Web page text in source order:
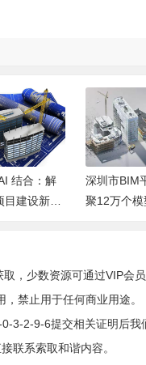
结合：解
目建设新密
深圳市BIM
聚12万个模
，少数资源可通过VIP会员
禁止用于任何商业用途。
3-2-9-6提交相关证明后我
联系索取和谐内容。